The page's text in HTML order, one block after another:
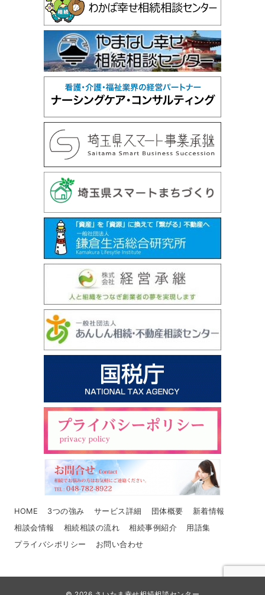
HOME 3つの強み サービス詳細 団体概要
新着情報
相談会情報
相続相談の流れ 相続事例紹介
用語集
プライバシポリシー
お問い合わせ